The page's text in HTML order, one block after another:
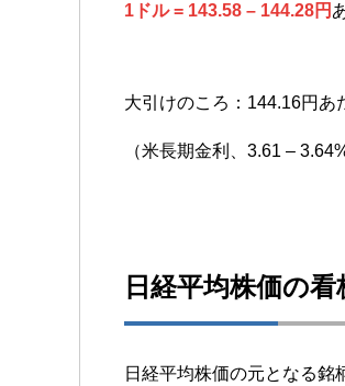
1ドル = 143.58 – 144.28円
大引けのころ：144.16円あ
（米長期金利、3.61 –
日経平均株価の看
日経平均株価の元となる銘